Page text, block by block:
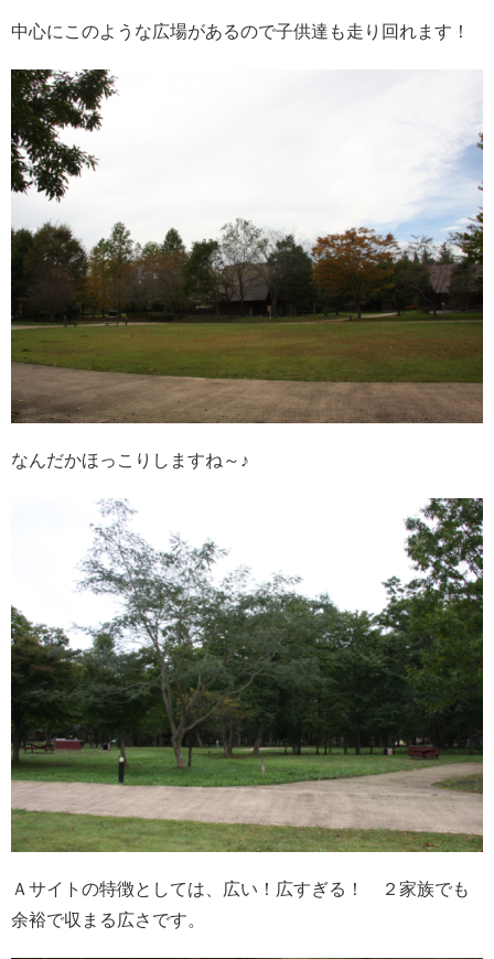
中心にこのような広場があるので子供達も走り回れます！
なんだかほっこりしますね～♪
Ａサイトの特徴としては、広い！広すぎる！ ２家族でも
余裕で収まる広さです。